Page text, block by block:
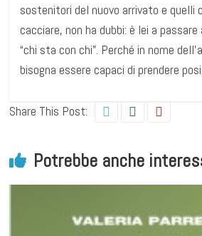
sostenitori del nuovo arrivato e quelli
cacciare, non ha dubbi: è lei a
“chi sta con chi”. Perché in nome
bisogna essere capaci di prendere
Share This Post:
Potrebbe anche